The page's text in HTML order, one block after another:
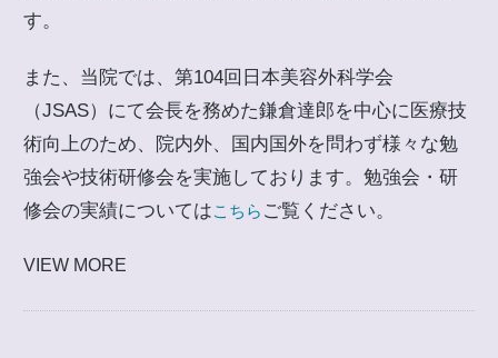
す。
また、当院では、第104回日本美容外科学会
（JSAS）にて会長を務めた鎌倉達郎を中心に医療技
術向上のため、院内外、国内国外を問わず様々な勉
強会や技術研修会を実施しております。勉強会・研
修会の実績についてはこちら ご覧ください。
VIEW MORE